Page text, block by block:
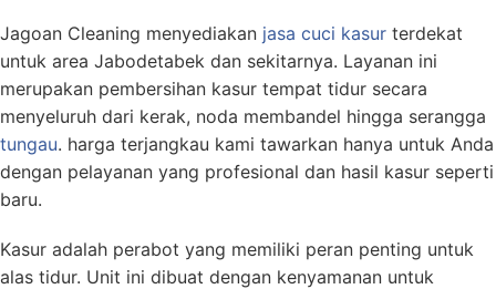
Jagoan Cleaning menyediakan jasa cuci kasur terdekat
untuk area Jabodetabek dan sekitarnya. Layanan ini
merupakan pembersihan kasur tempat tidur secara
menyeluruh dari kerak, noda membandel hingga serangga
tungau. harga terjangkau kami tawarkan hanya untuk Anda
dengan pelayanan yang profesional dan hasil kasur seperti
baru.
Kasur adalah perabot yang memiliki peran penting untuk
alas tidur. Unit ini dibuat dengan kenyamanan untuk